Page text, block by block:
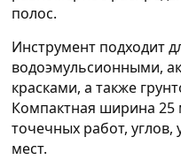
полос.
Инструмент подходит
водоэмульсионными,
красками, а также
Компактная ширина 25
точечных работ, углов,
мест.